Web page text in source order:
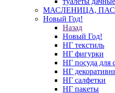
МАСЛЕНИЦА,
Новый Год!
Назад
Новый Год!
НГ текстиль
НГ фигурки
НГ посуда для
НГ
НГ салфетки
НГ пакеты